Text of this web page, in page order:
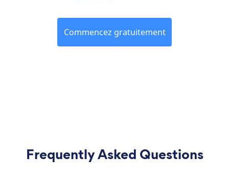
Commencez gratuitement
Frequently Asked Questions